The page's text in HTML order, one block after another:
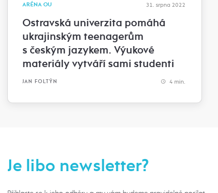
ARÉNA OU 31. srpna 2022
Ostravská univerzita pomáhá
ukrajinským teenagerům
s českým jazykem. Výukové
materiály vytváří sami studenti
JAN FOLTÝN 4 min.
Je libo newsletter?